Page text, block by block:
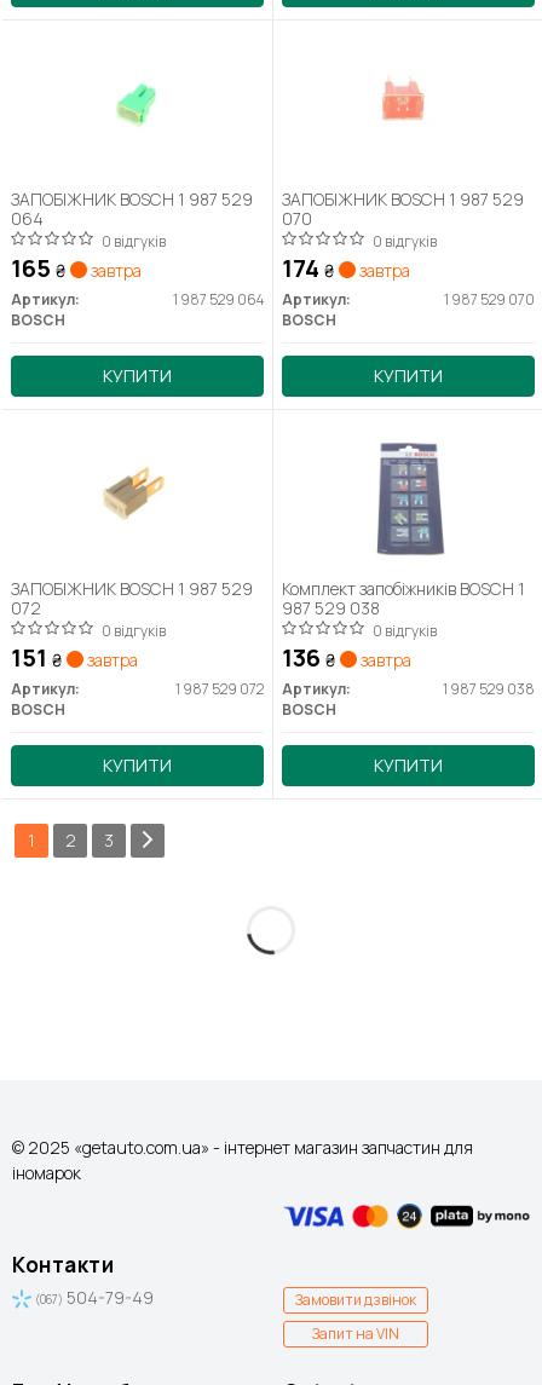
ЗАПОБІЖНИК BOSCH 1 987 529
064
0 відгуків
165 ₴ завтра
Артикул:
1 987 529 064
BOSCH
КУПИТИ
ЗАПОБІЖНИК BOSCH 1 987 529
070
0 відгуків
174 ₴ завтра
Артикул:
1 987 529 070
BOSCH
КУПИТИ
ЗАПОБІЖНИК BOSCH 1 987 529
072
0 відгуків
151 ₴ завтра
Артикул:
1 987 529 072
BOSCH
КУПИТИ
Комплект запобіжників BOSCH 1
987 529 038
0 відгуків
136 ₴ завтра
Артикул:
1 987 529 038
BOSCH
КУПИТИ
1 2 3
© 2025 «getauto.com.ua» - інтернет магазин запчастин для
іномарок
Контакти
(067) 504-79-49
Замовити дзвінок
Запит на VIN